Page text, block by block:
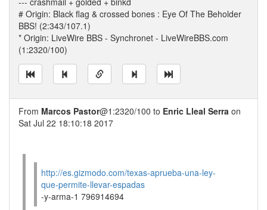
# Origin: Black flag & crossed bones : Eye Of The Beholder
BBS! (2:343/107.1)
* Origin: LiveWire BBS - Synchronet - LiveWireBBS.com
(1:2320/100)
From Marcos Pastor@1:2320/100 to Enric Lleal Serra on
Sat Jul 22 18:10:18 2017
http://es.gizmodo.com/texas-aprueba-una-ley-
que-permite-llevar-espadas
-y-arma-1 796914694